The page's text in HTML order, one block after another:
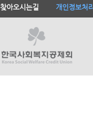
찾아오시는길 개인정보처